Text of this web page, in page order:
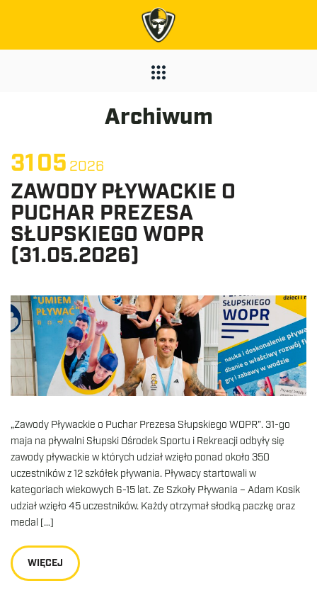
Archiwum
3105 2026
ZAWODY PŁYWACKIE O
PUCHAR PREZESA
SŁUPSKIEGO WOPR
(31.05.2026)
„Zawody Pływackie o Puchar Prezesa Słupskiego WOPR”. 31-go
maja na pływalni Słupski Ośrodek Sportu i Rekreacji odbyły się
zawody pływackie w których udział wzięło ponad około 350
uczestników z 12 szkółek pływania. Pływacy startowali w
kategoriach wiekowych 6-15 lat. Ze Szkoły Pływania – Adam Kosik
udział wzięło 45 uczestników. Każdy otrzymał słodką paczkę oraz
medal […]
WIĘCEJ